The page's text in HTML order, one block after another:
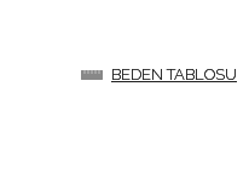
BEDEN TABLOSU
BEDEN TABLOSU